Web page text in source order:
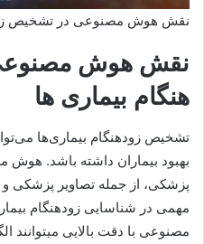
نقش هوش مصنوعی در تشخیص
نقش هوش
هنگام بیماری ها
تشخیص زودهنگام بیماری‌ها
بهبود بیماران داشته باشد. هوش
پزشکی، از جمله تصاویر پزشکی و
مهمی در شناسایی زودهنگام
مصنوعی با دقت بالایی میتوانند